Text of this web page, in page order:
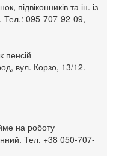
підвіконників та ін. із
Тел.: 095-707-92-09,
пенсій
вул. Корзо, 13/12.
на роботу
Тел. +38 050-707-